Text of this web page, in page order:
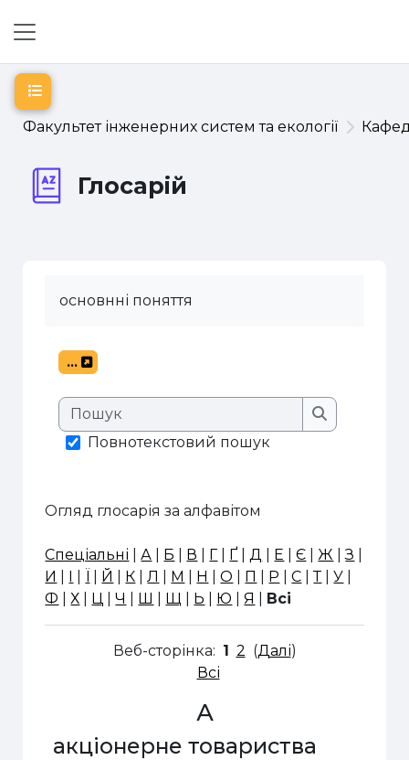
Факультет інженерних систем та екології
Глосарій
Відкритий покажчик курсу
основнні поняття
...
Експорт записів
Пошук
Пошук
Повнотекстовий пошук
Огляд глосарія за алфавітом
Спеціальні |А Б В Г Ґ Д Е |Є Ж |З
И
І Ї Й К Л М Н |О П Р |С |Т |У
Ф |Х Ц |Ч Ш Щ Ь Ю |Я Всі
Веб-сторінка: 1 2 (Далі)
Всі
А
акціонерне товариства